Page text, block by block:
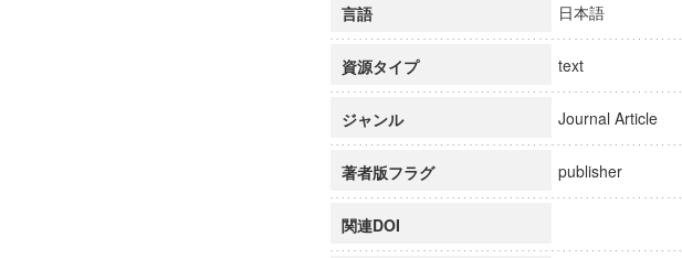
言語 日本語
資源タイプ text
ジャンル Journal Article
著者版フラグ publisher
関連DOI